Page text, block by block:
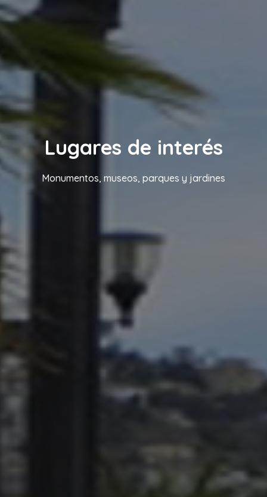
Lugares de interés
Monumentos, museos, parques y jardines